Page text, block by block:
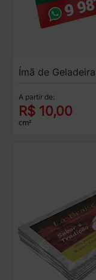
Ímã de Geladeira
A partir de:
R$ 10,00
cm²